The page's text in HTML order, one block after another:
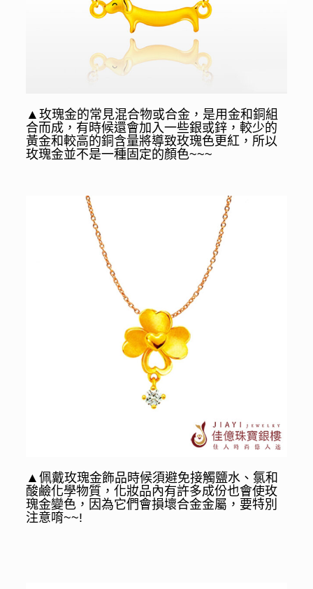
▲ 玫瑰金的常見混合物或合金，是用金和銅組
合而成，有時候還會加入一些銀或鋅，較少的
黃金和較高的銅含量將導致玫瑰色更紅，所以
玫瑰金並不是一種固定的顏色~~~
▲ 佩戴玫瑰金飾品時候須避免接觸鹽水、氯和
酸鹼化學物質，化妝品內有許多成份也會使玫
瑰金變色，因為它們會損壞合金金屬，要特別
注意唷~~!